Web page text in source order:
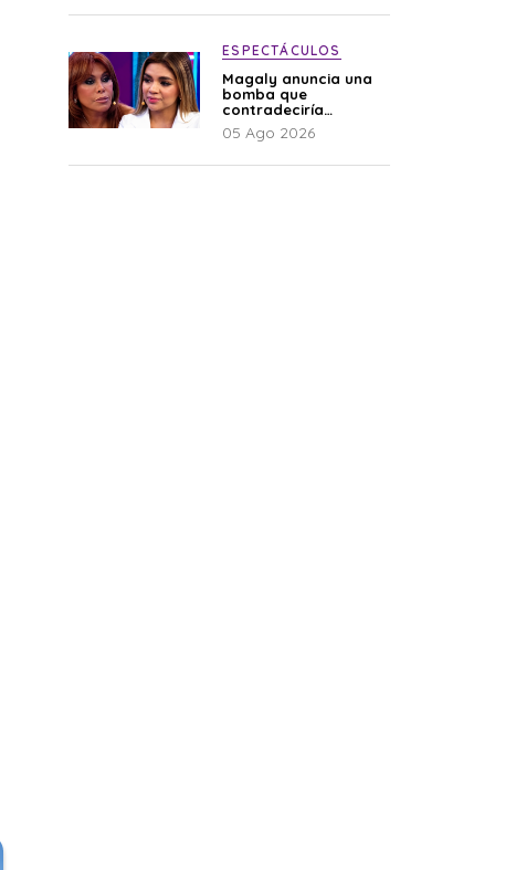
ESPECTÁCULOS
Magaly anuncia una
bomba que
contradeciría
comunicado de La
Bella Luz: “Hay un
05 Ago 2026